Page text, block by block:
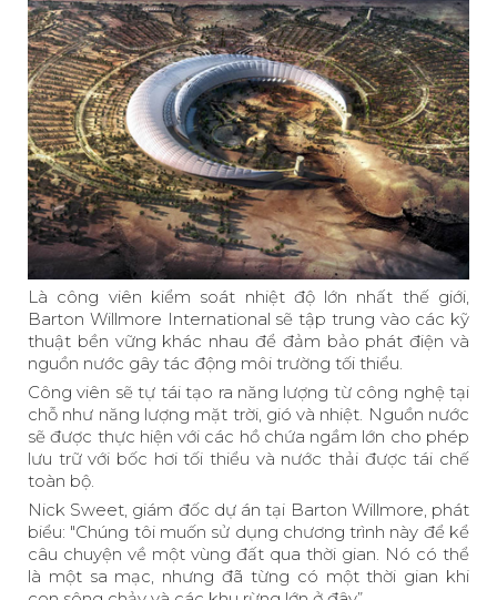
Là công viên kiểm soát nhiệt độ lớn nhất thế giới,
Barton Willmore International sẽ tập trung vào các kỹ
thuật bền vững khác nhau để đảm bảo phát điện và
nguồn nước gây tác động môi trường tối thiểu.
Công viên sẽ tự tái tạo ra năng lượng từ công nghệ tại
chỗ như năng lượng mặt trời, gió và nhiệt. Nguồn nước
sẽ được thực hiện với các hồ chứa ngầm lớn cho phép
lưu trữ với bốc hơi tối thiểu và nước thải được tái chế
toàn bộ.
Nick Sweet, giám đốc dự án tại Barton Willmore, phát
biểu: "Chúng tôi muốn sử dụng chương trình này để kể
câu chuyện về một vùng đất qua thời gian. Nó có thể
là một sa mạc, nhưng đã từng có một thời gian khi